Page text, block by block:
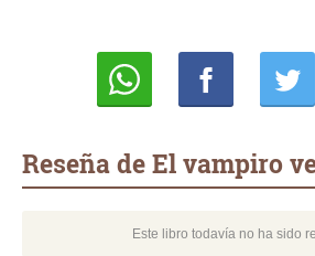
Reseña de El vampiro
Este libro todavía no ha sido